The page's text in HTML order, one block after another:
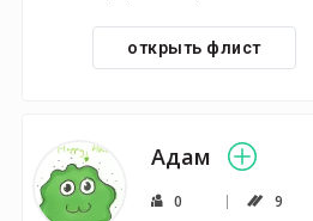
открыть флист
Адам
0 9